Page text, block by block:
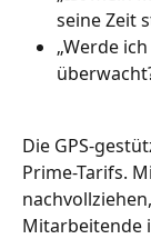
seine Zeit
„Werde
Die GPS-
Prime-Tarifs.
Mitarbeitende